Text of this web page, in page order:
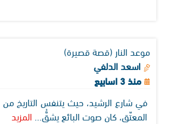
موعد النار (قصة قصيرة)
اسعد الدلفي
منذ 3 اسابيع
في شارع الرشيد، حيث يتنفس التاريخ من
المعتّق، كان صوت البائع يشقُّ...
المزيد